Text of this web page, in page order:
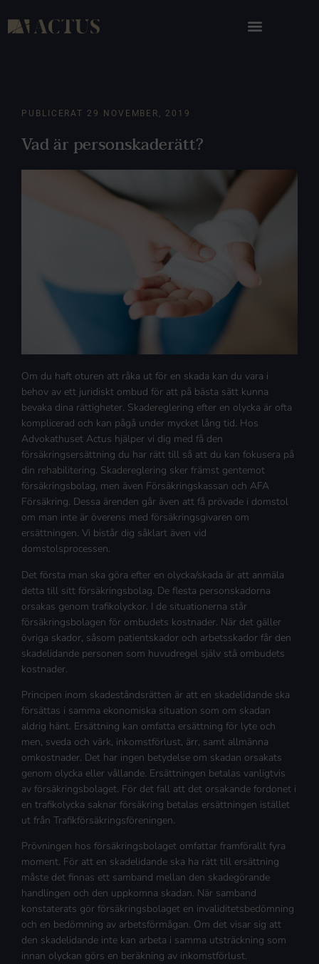
PUBLICERAT 29 NOVEMBER, 2019
Vad är personskaderätt?
Om du haft oturen att råka ut för en skada kan du vara i
behov av ett juridiskt ombud för att på bästa sätt kunna
bevaka dina rättigheter. Skadereglering efter en olycka är ofta
komplicerad och kan pågå under mycket lång tid. Hos
Advokathuset Actus hjälper vi dig med få den
försäkringsersättning du har rätt till så att du kan fokusera på
din rehabilitering. Skadereglering sker främst gentemot
försäkringsbolag, men även Försäkringskassan och AFA
Försäkring. Dessa ärenden går även att få prövade i domstol
om man inte är överens med försäkringsgivaren om
ersättningen. Vi bistår dig såklart även vid
domstolsprocessen.
Det första man ska göra efter en olycka/skada är att anmäla
detta till sitt försäkringsbolag. De flesta personskadorna
orsakas genom trafikolyckor. I de situationerna står
försäkringsbolagen för ombudets kostnader. När det gäller
övriga skador, såsom patientskador och arbetsskador får den
skadelidande personen som huvudregel själv stå ombudets
kostnader.
Principen inom skadeståndsrätten är att en skadelidande ska
försättas i samma ekonomiska situation som om skadan
aldrig hänt. Ersättning kan omfatta ersättning för lyte och
men, sveda och värk, inkomstförlust, ärr, samt allmänna
omkostnader. Det har ingen betydelse om skadan orsakats
genom olycka eller vållande. Ersättningen betalas vanligtvis
av försäkringsbolaget. För det fall att det orsakande fordonet i
en trafikolycka saknar försäkring betalas ersättningen istället
ut från Trafikförsäkringsföreningen.
Prövningen hos försäkringsbolaget omfattar framförallt fyra
moment. För att en skadelidande ska ha rätt till ersättning
måste det finnas ett samband mellan den skadegörande
handlingen och den uppkomna skadan. När samband
konstaterats gör försäkringsbolaget en invaliditetsbedömning
och en bedömning av arbetsförmågan. Om det visar sig att
den skadelidande inte kan arbeta i samma utsträckning som
innan olyckan görs en beräkning av inkomstförlust.